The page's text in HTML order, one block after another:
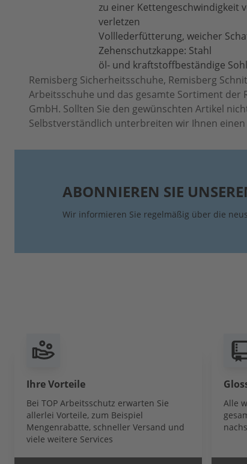
zu einer Kettengeschwindigkeit
verletzen
Volllederfütterung, weicher
Zehenschutzkappe: Stahl
öl- und kraftstoffbeständige
Remisberg Sicherheitsschuhe, Remisberg
Arbeitsschuhe und das gesamte Sortiment der
GmbH. Sollten Sie den gewünschten Artikel
Selbstverständlich unterbreiten wir Ihnen
ABONNIEREN SIE
Wir informieren Sie regelmäßig über die
Ihre Vorteile
Bei TOP Arbeitsschutz erwarten Sie
allerlei Vorteile, zum Beispiel
Mengenrabatte, schneller Versand und
viele weitere Services
Alle